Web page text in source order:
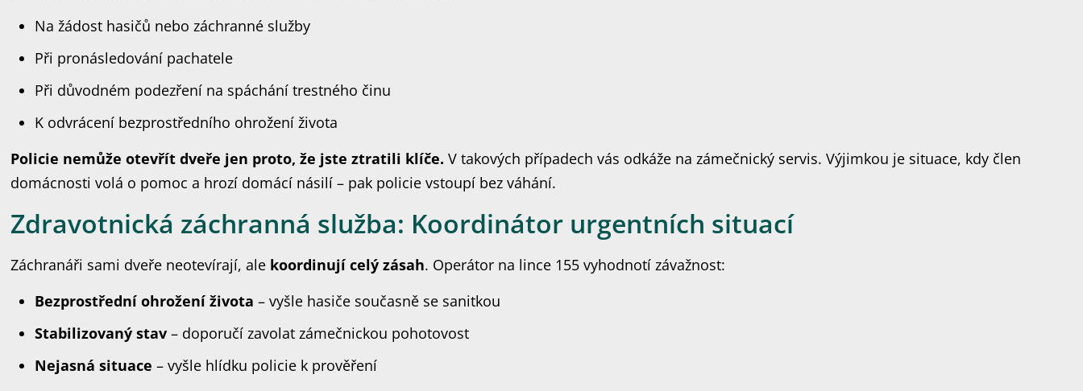
Na žádost hasičů nebo záchranné služby
Při pronásledování pachatele
Při důvodném podezření na spáchání trestného činu
K odvrácení bezprostředního ohrožení života
Policie nemůže otevřít dveře jen proto, že jste ztratili klíče. V takových případech vás odkáže na zámečnický servis. Výjimkou je situace, kdy člen
domácnosti volá o pomoc a hrozí domácí násilí – pak policie vstoupí bez váhání.
Zdravotnická záchranná služba: Koordinátor urgentních situací
Záchranáři sami dveře neotevírají, ale koordinují celý zásah. Operátor na lince 155 vyhodnotí závažnost:
Bezprostřední ohrožení života – vyšle hasiče současně se sanitkou
Stabilizovaný stav – doporučí zavolat zámečnickou pohotovost
Nejasná situace – vyšle hlídku policie k prověření